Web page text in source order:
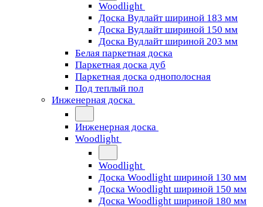
Woodlight
Доска Вудлайт шириной 183 мм
Доска Вудлайт шириной 150 мм
Доска Вудлайт шириной 203 мм
Белая паркетная доска
Паркетная доска дуб
Паркетная доска однополосная
Под теплый пол
Инженерная доска
Инженерная доска
Woodlight
Woodlight
Доска Woodlight шириной 130 мм
Доска Woodlight шириной 150 мм
Доска Woodlight шириной 180 мм